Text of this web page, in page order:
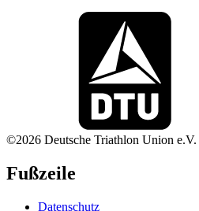
©2026 Deutsche Triathlon Union e.V.
Fußzeile
Datenschutz